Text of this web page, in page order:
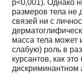
p<0,001). Однако
размеров тела не
связей ни с
масса тела может
слабую) роль в
курсантов, как
дискриминантном